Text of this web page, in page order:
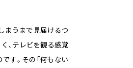
まうまで見届けるつ
、テレビを観る感覚
す。その「何もない